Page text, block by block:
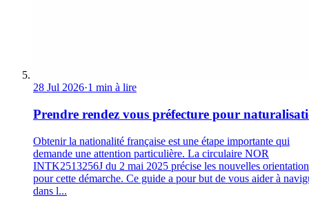
28 Jul 2026·1 min à lire
Prendre rendez vous préfecture pour
Obtenir la nationalité française est une étape importante qui
demande une attention particulière. La circulaire NOR
INTK2513256J du 2 mai 2025 précise les nouvelles
pour cette démarche. Ce guide a pour but de vous aider à
dans l...